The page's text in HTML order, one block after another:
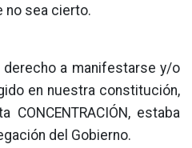
no sea cierto.
a manifestarse y/o
en nuestra constitución,
estaba
del Gobierno.